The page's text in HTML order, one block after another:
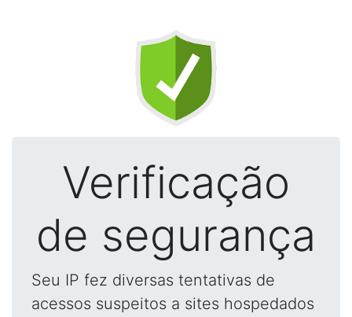
Verificação
de segurança
Seu IP fez diversas tentativas de
acessos suspeitos a sites hospedados